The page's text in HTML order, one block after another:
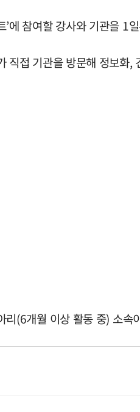
에 참여할 강사와 기관을 1
직접 기관을 방문해 정보
(6개월 이상 활동 중) 소